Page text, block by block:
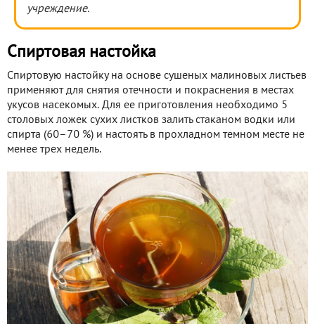
учреждение.
Спиртовая настойка
Спиртовую настойку на основе сушеных малиновых листьев
применяют для снятия отечности и покраснения в местах
укусов насекомых. Для ее приготовления необходимо 5
столовых ложек сухих листков залить стаканом водки или
спирта (60–70 %) и настоять в прохладном темном месте не
менее трех недель.